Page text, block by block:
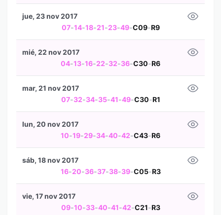
07-14-18-21-23-49-C09-R9
jue, 23 nov 2017
04-13-16-22-32-36-C30-R6
mié, 22 nov 2017
07-32-34-35-41-49-C30-R1
mar, 21 nov 2017
10-19-29-34-40-42-C43-R6
lun, 20 nov 2017
16-20-36-37-38-39-C05-R3
sáb, 18 nov 2017
09-10-33-40-41-42-C21-R3
vie, 17 nov 2017